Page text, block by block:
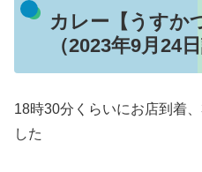
カレー【うすか
（2023年9月24日
18時30分くらいにお店到着
した